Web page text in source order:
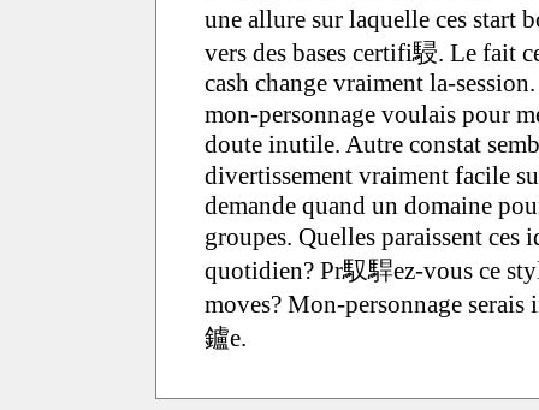
une allure sur laquelle ces start
vers des bases certifi駸. Le fait
cash change vraiment la-
mon-personnage voulais pour
doute inutile. Autre constat
divertissement vraiment facile
demande quand un domaine
groupes. Quelles paraissent ces
quotidien? Pr馭駻ez-vous ce
moves? Mon-personnage
鑪e.